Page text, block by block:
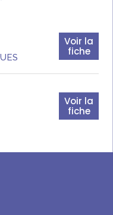
Voir la
fiche
Voir la
fiche